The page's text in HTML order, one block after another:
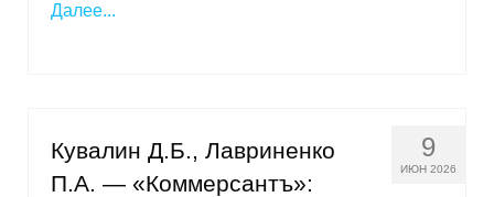
Центр «Климатическая политика и
Далее...
9
ИЮН 2026
Кувалин Д.Б., Лавриненко
П.А. — «Коммерсантъ»: